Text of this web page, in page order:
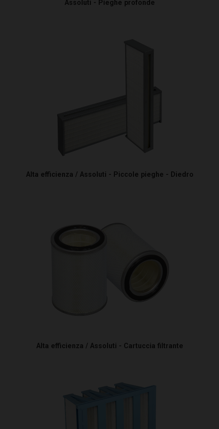
Assoluti - Pieghe profonde
Alta efficienza / Assoluti - Piccole pieghe - Diedro
Alta efficienza / Assoluti - Cartuccia filtrante